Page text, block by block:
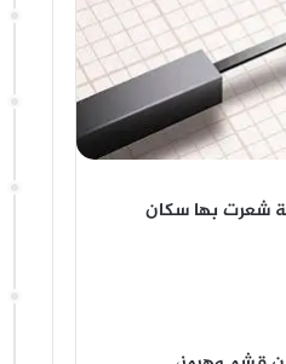
شعرت بها سكان